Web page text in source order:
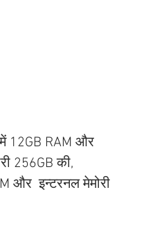
12GB RAM और
256GB की,
और  इन्टरनल मेमोरी